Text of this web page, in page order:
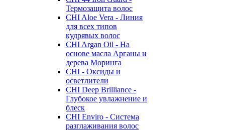
Термозащита волос
CHI Aloe Vera - Линия
для всех типов
кудрявых волос
CHI Argan Oil - На
основе масла Арганы и
дерева Моринга
CHI - Оксиды и
осветлители
CHI Deep Brilliance -
Глубокое увлажнение и
блеск
CHI Enviro - Система
разглаживания волос